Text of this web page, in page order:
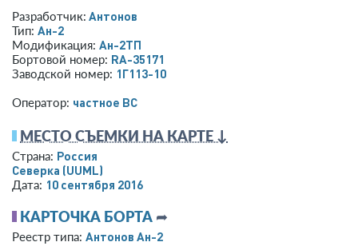
Разработчик: Антонов
Тип: Ан-2
Модификация: Ан-2ТП
Бортовой номер: RA-35171
Заводской номер: 1Г113-10
Оператор: ­частное ВС­
МЕСТО СЪЕМКИ НА КАРТЕ ↓
Страна: Россия
Северка (UUML)
Дата: 10 сентября 2016
КАРТОЧКА БОРТА ➦
Реестр типа: Антонов Ан-2